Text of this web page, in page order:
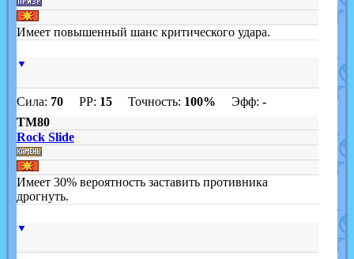
Имеет повышенный шанс критического удара.
▼
Сила: 70PP: 15Точность: 100% Эфф: -
TM80
Rock Slide
Имеет 30% вероятность заставить противника
дрогнуть.
▼